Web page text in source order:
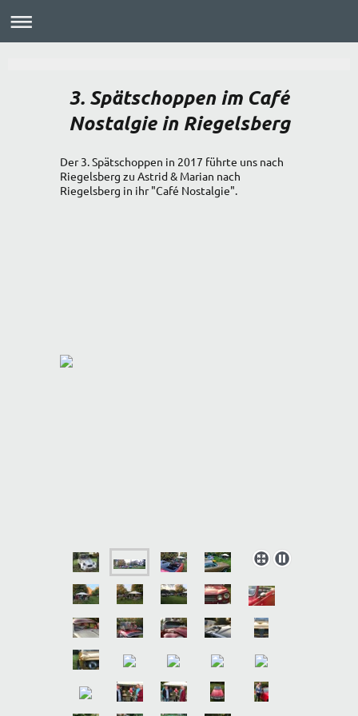
3. Spätschoppen im Café
Nostalgie in Riegelsberg
Der 3. Spätschoppen in 2017 führte uns nach
Riegelsberg zu Astrid & Marian nach
Riegelsberg in ihr "Café Nostalgie".